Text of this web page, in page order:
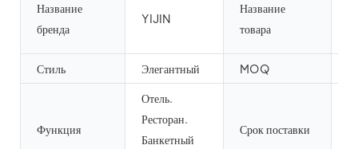
Название
бренда
YIJIN
Название
товара
Стиль Элегантный MOQ
Функция
Отель.
Ресторан.
Банкетный
Срок поставки